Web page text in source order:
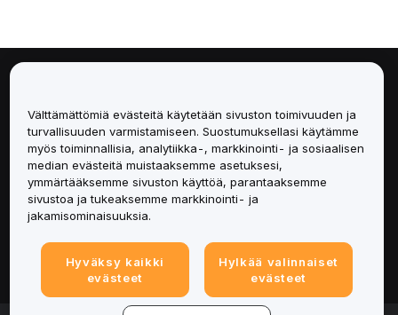
Palvelut
Tuki
Tuotteet
Lakiasiat
Välttämättömiä evästeitä käytetään sivuston toimivuuden ja
turvallisuuden varmistamiseen. Suostumuksellasi käytämme
myös toiminnallisia, analytiikka-, markkinointi- ja sosiaalisen
median evästeitä muistaaksemme asetuksesi,
ymmärtääksemme sivuston käyttöä, parantaaksemme
sivustoa ja tukeaksemme markkinointi- ja
jakamisominaisuuksia.
Hyväksy kaikki
evästeet
Hylkää valinnaiset
evästeet